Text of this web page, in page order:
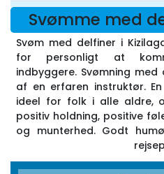
Svømme med
Svøm med delfiner i
for personligt at
indbyggere. Svømning
af en erfaren instruktør.
ideel for folk i alle aldre,
positiv holdning, positive
og munterhed. Godt